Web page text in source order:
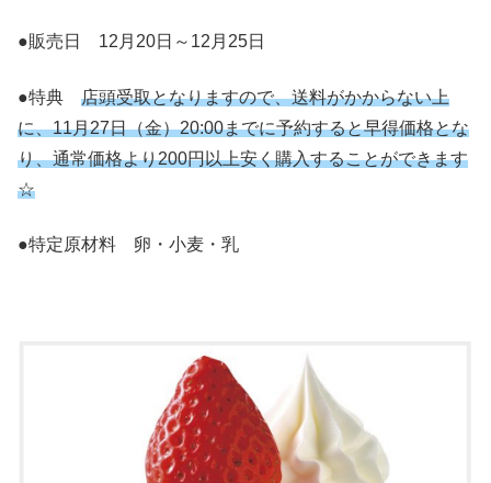
●販売日 12月20日～12月25日
●特典 店頭受取となりますので、送料がかからない上
に、11月27日（金）20:00までに予約すると早得価格とな
り、通常価格より200円以上安く購入することができます
☆
●特定原材料 卵・小麦・乳